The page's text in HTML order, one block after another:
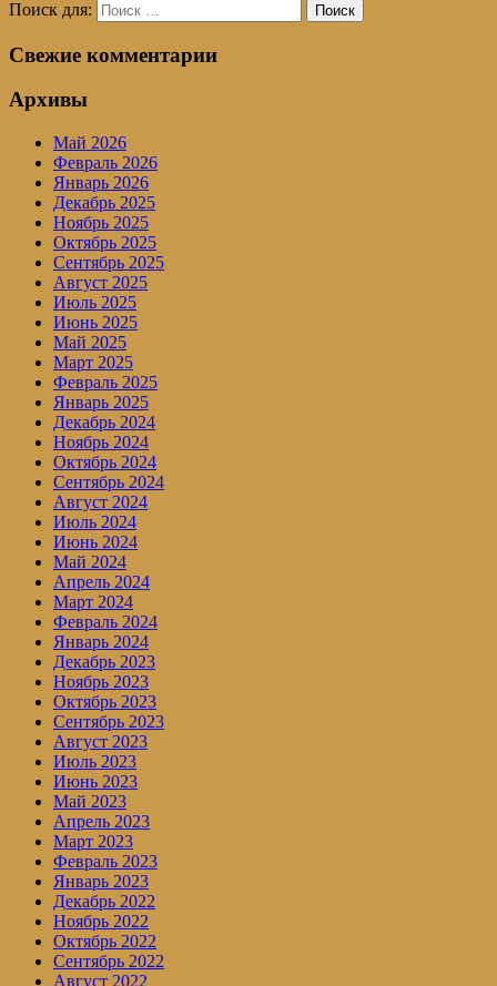
Поиск для: Поиск
Свежие комментарии
Архивы
Май 2026
Февраль 2026
Январь 2026
Декабрь 2025
Ноябрь 2025
Октябрь 2025
Сентябрь 2025
Август 2025
Июль 2025
Июнь 2025
Май 2025
Март 2025
Февраль 2025
Январь 2025
Декабрь 2024
Ноябрь 2024
Октябрь 2024
Сентябрь 2024
Август 2024
Июль 2024
Июнь 2024
Май 2024
Апрель 2024
Март 2024
Февраль 2024
Январь 2024
Декабрь 2023
Ноябрь 2023
Октябрь 2023
Сентябрь 2023
Август 2023
Июль 2023
Июнь 2023
Май 2023
Апрель 2023
Март 2023
Февраль 2023
Январь 2023
Декабрь 2022
Ноябрь 2022
Октябрь 2022
Сентябрь 2022
Август 2022